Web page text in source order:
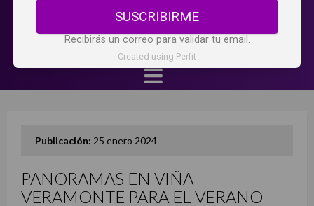
Publicación: 25 enero 2024
PANORAMAS EN VIÑA
VERAMONTE PARA EL VERANO
SUSCRIBIRME
Recibirás un correo para validar tu email.
Created using Perfit